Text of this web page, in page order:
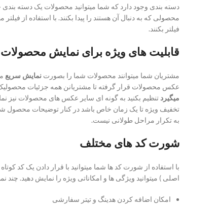
دسته بندی وجود دارد که شما میتوانید محصولات یک دسته بندی
فیلتر بکنند.
قابلیت های ویژه برای نمایش محصولات
مشتریان شما میتوانند محصولات شما را بصورت نمایش سریع
عکس محصولات قرار گرفته تا مشتریانن همه جزئیات محصولیک
میگیرد تنظیم بکنید به گونه ای سایر عکس های محصولات نیز
تخفیف ویژه تا یک زمان خاص باشد در کنار توضیحات محصول
به تکرار مراحل طولانی نیست.
شورت کد های مختلف
با استفاده از شورت کد ها شما میتوانید با قرار دادن یک
اصلی ) میتوانید ویژگی ها و امکاناتی ویژه را نمایش دهید. چند
امکان اضافه کردن هدینگ و تیتر سفارشی